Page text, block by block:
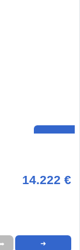
14.222 €
➜